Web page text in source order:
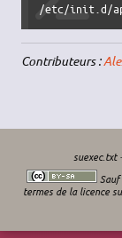
/etc/init.d/
Contributeurs :
suexec.txt
termes de la licence